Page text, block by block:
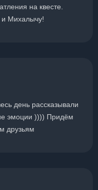
на квесте.
и Михалычу!
день рассказывали
эмоции )))) Придём
друзьям